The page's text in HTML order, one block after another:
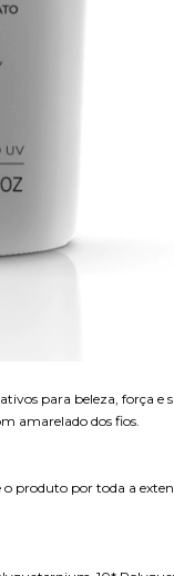
para beleza, força e
amarelado dos fios.
por toda a